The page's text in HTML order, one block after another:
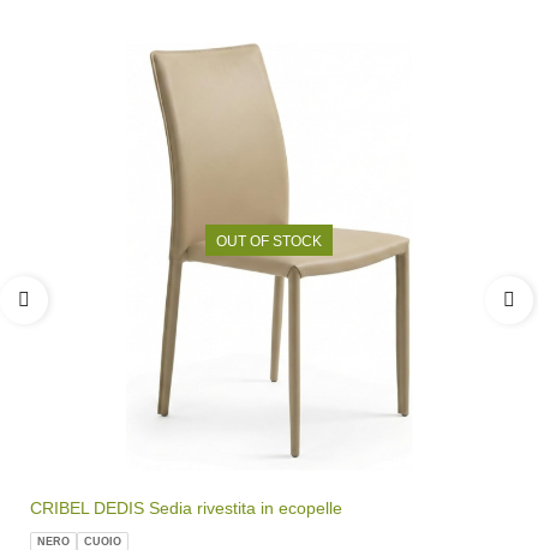
OUT OF STOCK
CRIBEL DEDIS Sedia rivestita in ecopelle
NERO CUOIO